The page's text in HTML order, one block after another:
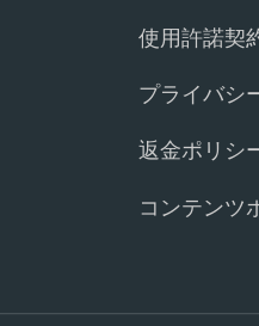
使用許諾契
プライバシ
返金ポリシ
コンテンツ